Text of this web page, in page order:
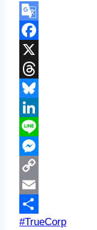
Google
Translate
Facebook
X
Threads
Bluesky
LinkedIn
Line
Messenger
Copy
Link
Email
Share
Post
#TrueCorp